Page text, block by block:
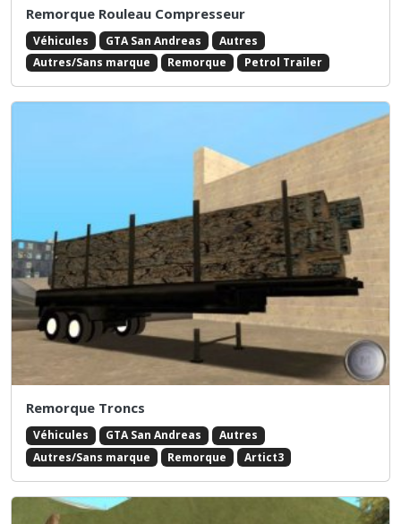
Remorque Rouleau Compresseur
Véhicules GTA San Andreas
Autres
Autres/Sans marque
Remorque Petrol Trailer
Remorque Troncs
Véhicules GTA San Andreas
Autres
Autres/Sans marque
Remorque Artict3